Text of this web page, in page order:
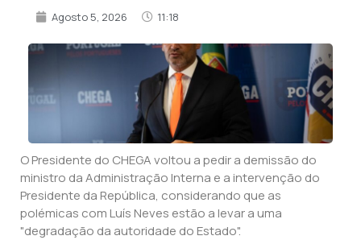
Agosto 5, 2026 11:18
O Presidente do CHEGA voltou a pedir a demissão do
ministro da Administração Interna e a intervenção do
Presidente da República, considerando que as
polémicas com Luís Neves estão a levar a uma
"degradação da autoridade do Estado".